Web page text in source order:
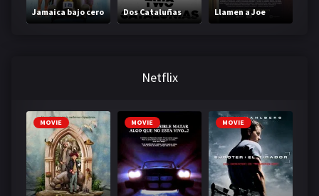
Jamaica bajo cero Dos Cataluñas Llamen a Joe
Netflix
MOVIE MOVIE MOVIE